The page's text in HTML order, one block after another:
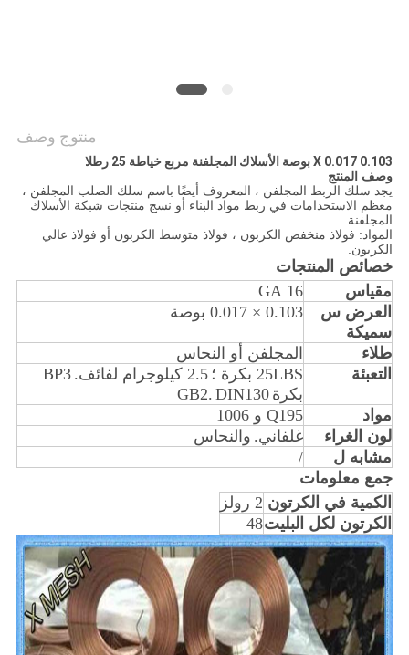
منتوج وصف
0.103 X 0.017 بوصة الأسلاك المجلفنة مربع خياطة 25 رطلا
وصف المنتج
يجد سلك الربط المجلفن ، المعروف أيضًا باسم سلك الصلب المجلفن ،
معظم الاستخدامات في ربط مواد البناء أو نسج منتجات شبكة الأسلاك
المجلفنة.
المواد: فولاذ منخفض الكربون ، فولاذ متوسط ​​الكربون أو فولاذ عالي
الكربون.
خصائص المنتجات
مقياس
16 GA
العرض س
سميكة
0.103 × 0.017 بوصة
طلاء
المجلفن أو النحاس
التعبئة
25LBS بكرة ؛ 2.5 كيلوجرام لفائف.
BP3
بكرة
GB2. DIN130
مواد
Q195 و 1006
لون الغراء
غلفاني. والنحاس
مشابه ل
/
جمع معلومات
الكمية في الكرتون 2 رولز
الكرتون لكل البليت48